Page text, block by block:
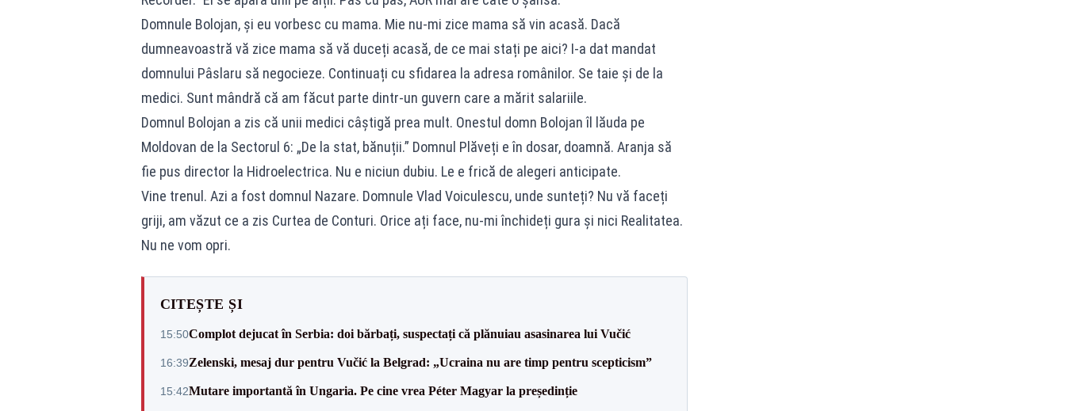
Domnule Bolojan, și eu vorbesc cu mama. Mie nu-mi zice mama să vin acasă. Dacă
dumneavoastră vă zice mama să vă duceți acasă, de ce mai stați pe aici? I-a dat mandat
domnului Pâslaru să negocieze. Continuați cu sfidarea la adresa românilor. Se taie și de la
medici. Sunt mândră că am făcut parte dintr-un guvern care a mărit salariile.
Domnul Bolojan a zis că unii medici câștigă prea mult. Onestul domn Bolojan îl lăuda pe
Moldovan de la Sectorul 6: „De la stat, bănuții.” Domnul Plăveți e în dosar, doamnă. Aranja să
fie pus director la Hidroelectrica. Nu e niciun dubiu. Le e frică de alegeri anticipate.
Vine trenul. Azi a fost domnul Nazare. Domnule Vlad Voiculescu, unde sunteți? Nu vă faceți
griji, am văzut ce a zis Curtea de Conturi. Orice ați face, nu-mi închideți gura și nici Realitatea.
Nu ne vom opri.
CITEȘTE ȘI
15:50Complot dejucat în Serbia: doi bărbați, suspectați că plănuiau asasinarea lui Vučić
16:39Zelenski, mesaj dur pentru Vučić la Belgrad: „Ucraina nu are timp pentru scepticism”
15:42Mutare importantă în Ungaria. Pe cine vrea Péter Magyar la președinție